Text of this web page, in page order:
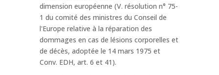
dimension européenne (V. résolution n° 75-
1 du comité des ministres du Conseil de
l'Europe relative à la réparation des
dommages en cas de lésions corporelles et
de décès, adoptée le 14 mars 1975 et
Conv. EDH, art. 6 et 41).